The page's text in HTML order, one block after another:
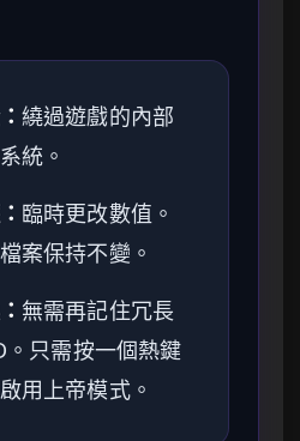
繞過遊戲的內部
統。
臨時更改數值。
案保持不變。
無需再記住冗長
只需按一個熱鍵
用上帝模式。